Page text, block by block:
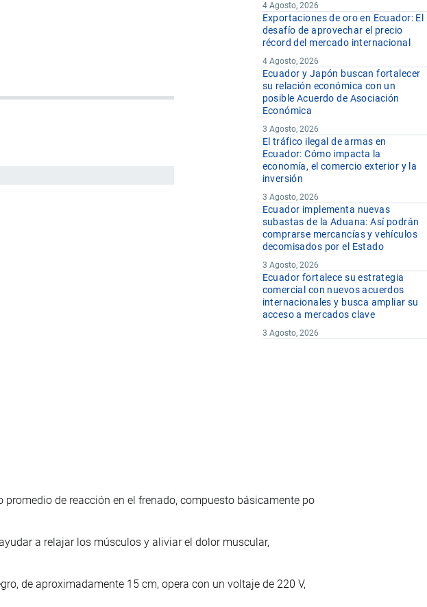
4 Agosto, 2026
Exportaciones de oro en Ecuador: El
desafío de aprovechar el precio
récord del mercado internacional
4 Agosto, 2026
Ecuador y Japón buscan fortalecer
su relación económica con un
posible Acuerdo de Asociación
Económica
3 Agosto, 2026
El tráfico ilegal de armas en
Ecuador: Cómo impacta la
economía, el comercio exterior y la
inversión
3 Agosto, 2026
Ecuador implementa nuevas
subastas de la Aduana: Así podrán
comprarse mercancías y vehículos
decomisados por el Estado
3 Agosto, 2026
Ecuador fortalece su estrategia
comercial con nuevos acuerdos
internacionales y busca ampliar su
acceso a mercados clave
3 Agosto, 2026
promedio de reacción en el frenado, compuesto básicamente po
a relajar los músculos y aliviar el dolor muscular,
de aproximadamente 15 cm, opera con un voltaje de 220 V,